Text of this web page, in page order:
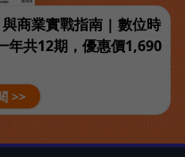
商業實戰指南 | 數位時
年共12期，優惠價1,690
>>